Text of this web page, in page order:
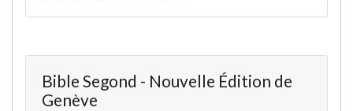
Bible Segond - Nouvelle Édition de
Genève